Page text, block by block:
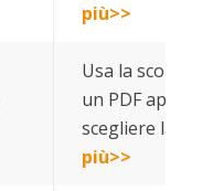
più>>
Usa la
un PDF
scegliere la
più>>